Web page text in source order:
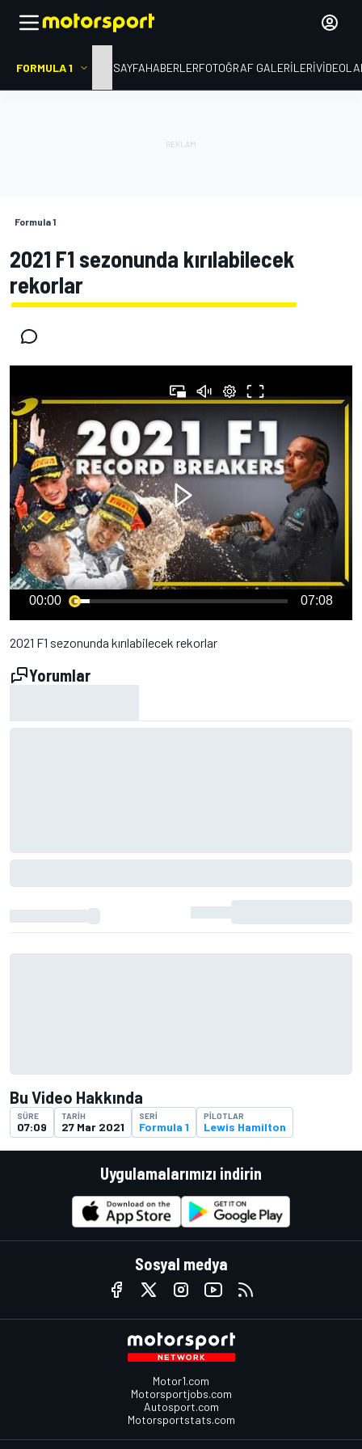
FORMULA 1 ANA SAYFAHABERLERFOTOĞRAF GALERILERI
Formula 1
2021 F1 sezonunda kırılabilecek
rekorlar
00:00 07:08
2021 F1 sezonunda kırılabilecek rekorlar
Yorumlar
Bu Video Hakkında
SÜRE
07:09
TARIH
27 Mar 2021
SERI
Formula 1
PILOTLAR
Lewis Hamilton
Uygulamalarımızı indirin
Sosyal medya
Motor1.com
Motorsportjobs.com
Autosport.com
Motorsportstats.com